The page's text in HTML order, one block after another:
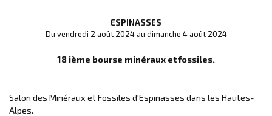
ESPINASSES
Du vendredi 2 août 2024 au dimanche 4 août 2024
18 ième bourse minéraux et fossiles.
Salon des Minéraux et Fossiles d'Espinasses dans les Hautes-
Alpes.